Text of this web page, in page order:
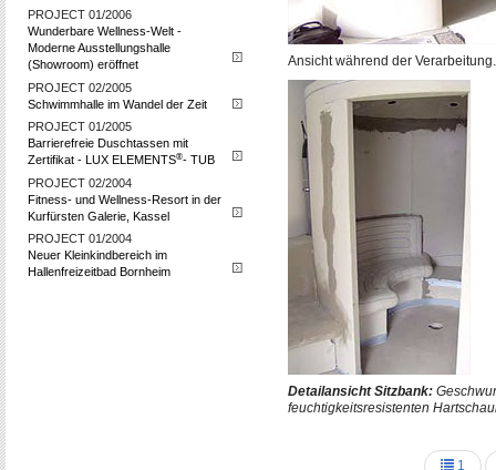
PROJECT 01/2006
Wunderbare Wellness-Welt -
Moderne Ausstellungshalle
(Showroom) eröffnet
PROJECT 02/2005
Schwimmhalle im Wandel der Zeit
PROJECT 01/2005
Barrierefreie Duschtassen mit
Zertifikat - LUX ELEMENTS®- TUB
PROJECT 02/2004
Fitness- und Wellness-Resort in der
Kurfürsten Galerie, Kassel
PROJECT 01/2004
Neuer Kleinkindbereich im
Hallenfreizeitbad Bornheim
Ansicht während der Verarbeitung.
Detailansicht Sitzbank:
feuchtigkeitsresistenten
1